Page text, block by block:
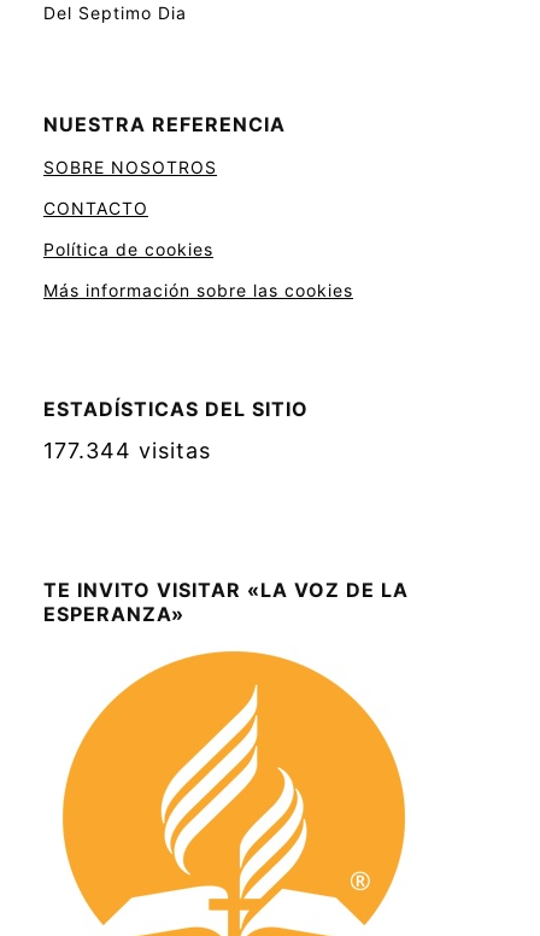
Del Septimo Dia
NUESTRA REFERENCIA
SOBRE NOSOTROS
CONTACTO
Política de cookies
Más información sobre las cookies
ESTADÍSTICAS DEL SITIO
177.344 visitas
TE INVITO VISITAR «LA VOZ DE LA
ESPERANZA»